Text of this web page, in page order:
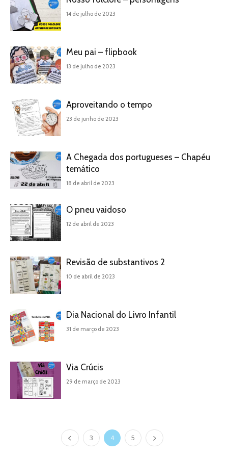
14 de julho de 2023
Meu pai – flipbook
13 de julho de 2023
Aproveitando o tempo
23 de junho de 2023
A Chegada dos portugueses – Chapéu
temático
18 de abril de 2023
O pneu vaidoso
12 de abril de 2023
Revisão de substantivos 2
10 de abril de 2023
Dia Nacional do Livro Infantil
31 de março de 2023
Via Crúcis
29 de março de 2023
3 4 5